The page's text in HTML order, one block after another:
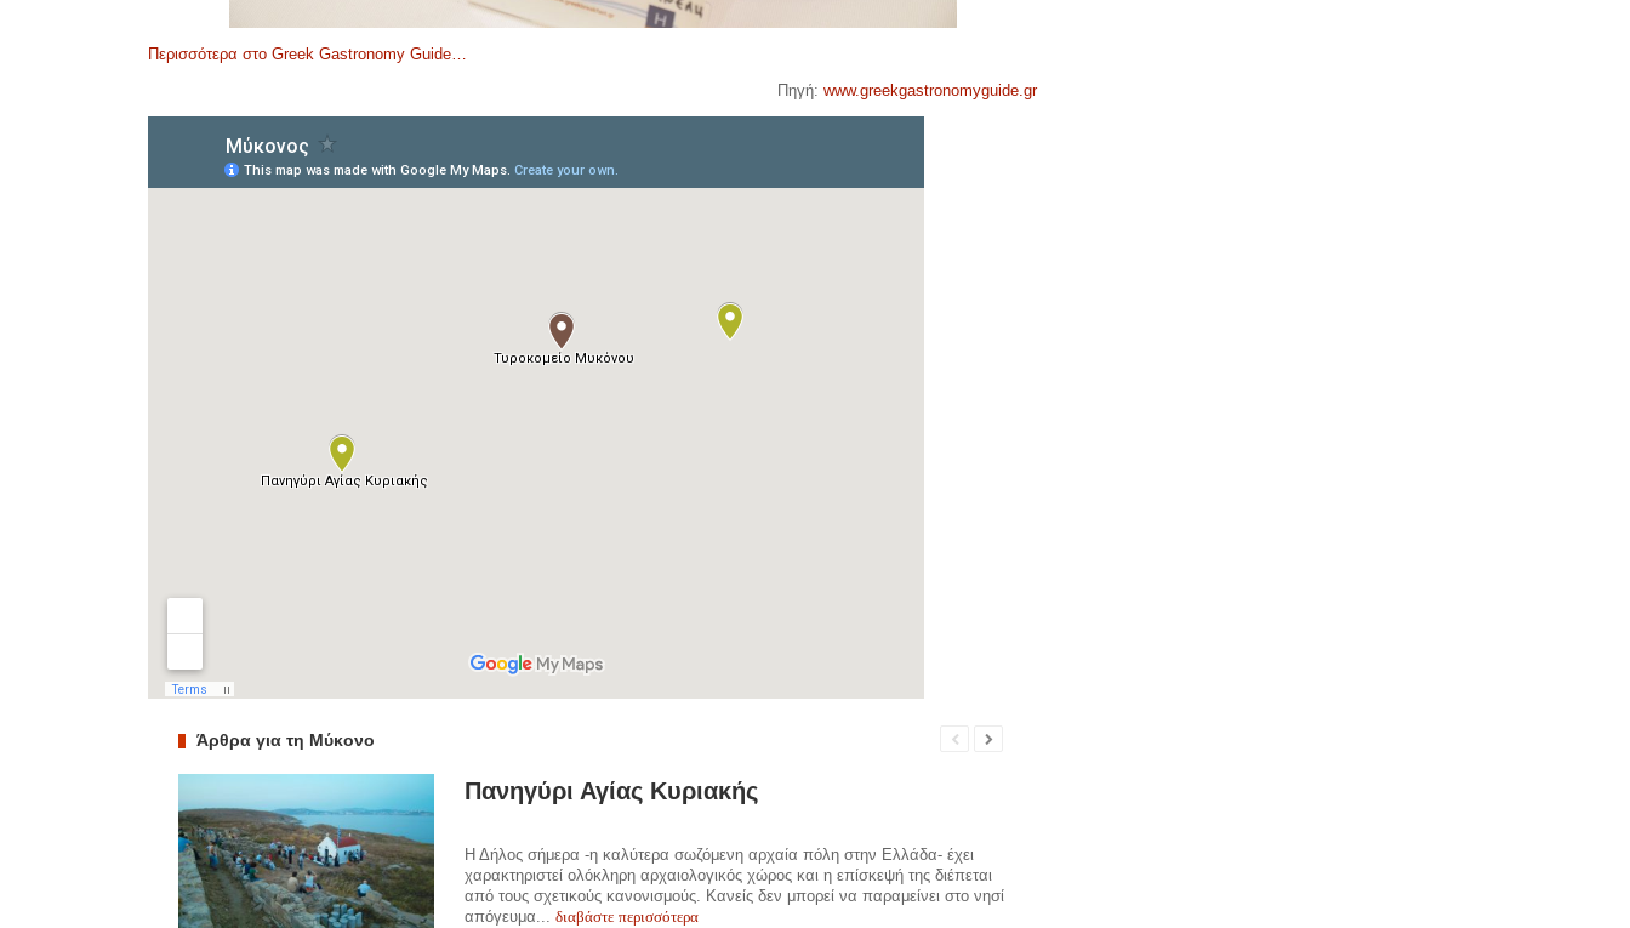
Περισσότερα στο Greek Gastronomy Guide…
Πηγή:www.greekgastronomyguide.gr
Άρθρα για τη Μύκονο
Πανηγύρι Αγίας Κυριακής
Η Δήλος σήμερα -η καλύτερα σωζόμενη αρχαία πόλη στην Ελλάδα- έχει
χαρακτηριστεί ολόκληρη αρχαιολογικός χώρος και η επίσκεψή της διέπεται
από τους σχετικούς κανονισμούς. Κανείς δεν μπορεί να παραμείνει στο νησί
απόγευμα...διαβάστε περισσότερα